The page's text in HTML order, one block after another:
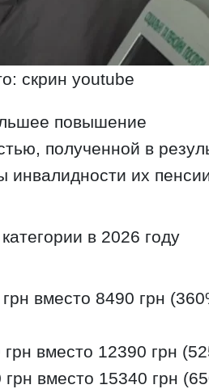
скрин youtube
повышение
полученной в
инвалидности их
в 2026 году
вместо 8490 грн
вместо 12390 грн
вместо 15340 грн